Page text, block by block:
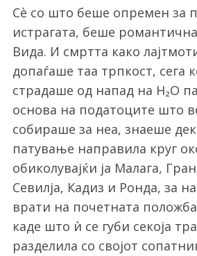
Сè со што беше опремен за
истрагата, беше
Вида. И смртта како
допаѓаше таа трпкост, сега
страдаше од напад на H₂O
основа на податоците што
собираше за неа, знаеше
патување направила круг
обиколувајќи ја Малага,
Севилја, Кадиз и Ронда, за
врати на почетната
каде што ѝ се губи секоја
разделила со својот